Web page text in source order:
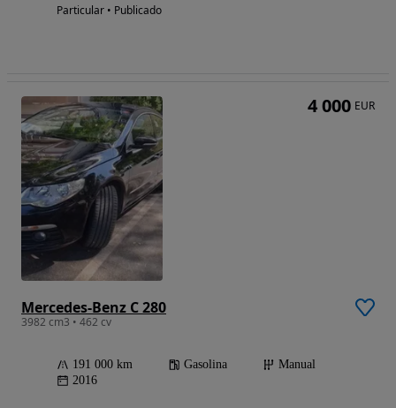
Particular • Publicado
Mercedes-Benz C 280
3982 cm3 • 462 cv
191 000 km Gasolina
Manual
2016
4 000 EUR